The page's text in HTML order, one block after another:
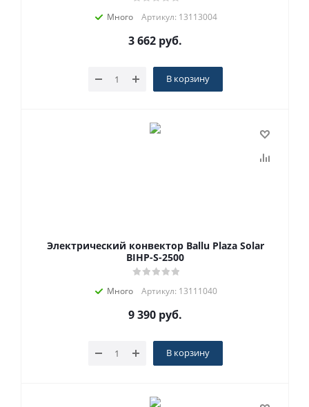
Много Артикул: 13113004
3 662 руб.
В корзину
Электрический конвектор Ballu Plaza Solar
BIHP-S-2500
Много Артикул: 13111040
9 390 руб.
В корзину